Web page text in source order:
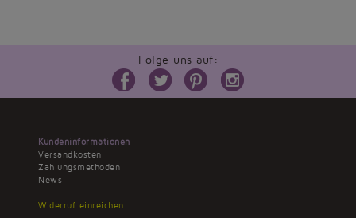
Folge uns auf:
Kundeninformationen
Versandkosten
Zahlungsmethoden
News
Widerruf einreichen